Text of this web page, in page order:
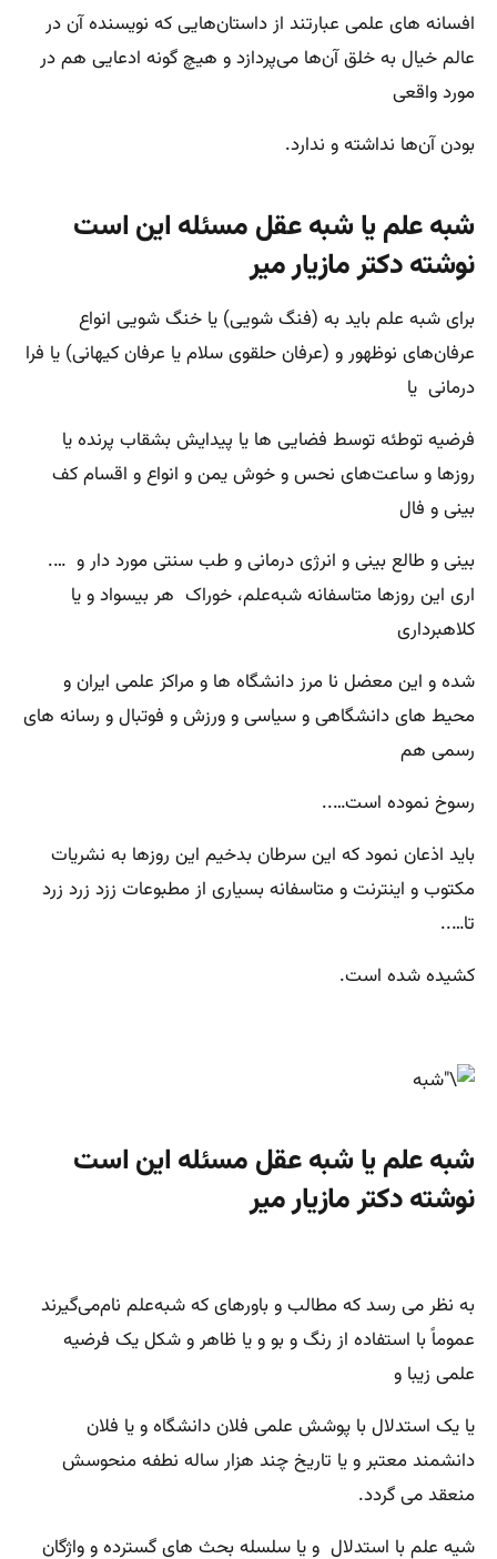
افسانه های علمی عبارتند از داستان‌هایی که نویسنده آن در
عالم خیال به خلق آن‌ها می‌پردازد و هیچ گونه ادعایی هم در
مورد واقعی
بودن آن‌ها نداشته و ندارد.
شبه علم یا شبه عقل مسئله این است
نوشته دکتر مازیار میر
برای شبه علم باید به (فنگ شویی) یا خنگ شویی انواع
عرفان‌های نوظهور و (عرفان حلقوی سلام یا عرفان کیهانی) یا فرا
درمانی یا
فرضیه توطئه توسط فضایی ها یا پیدایش بشقاب پرنده یا
روزها و ساعت‌های نحس و خوش یمن و انواع و اقسام کف
بینی و فال
بینی و طالع بینی و انرژی درمانی و طب سنتی مورد دار و ….
اری این روزها متاسفانه شبه‌علم، خوراک هر بیسواد و یا
کلاهبرداری
شده و این معضل نا مرز دانشگاه ها و مراکز علمی ایران و
محیط های دانشگاهی و سیاسی و ورزش و فوتبال و رسانه های
رسمی هم
رسوخ نموده است…..
باید اذعان نمود که این سرطان بدخیم این روزها به نشریات
مکتوب و اینترنت و متاسفانه بسیاری از مطبوعات ززد زرد زرد
تا…..
کشیده شده است.
شبه علم یا شبه عقل مسئله این است
نوشته دکتر مازیار میر
به نظر می رسد که مطالب و باورهای که شبه‌علم نام‌می‌گیرند
عموماً با استفاده از رنگ و بو و یا ظاهر و شکل یک فرضیه
علمی زیبا و
یا یک استدلال با پوشش علمی فلان دانشگاه و یا فلان
دانشمند معتبر و یا تاریخ چند هزار ساله نطفه منحوسش
منعقد می گردد.
شیه علم با استدلال و یا سلسله بحث های گسترده و واژگان